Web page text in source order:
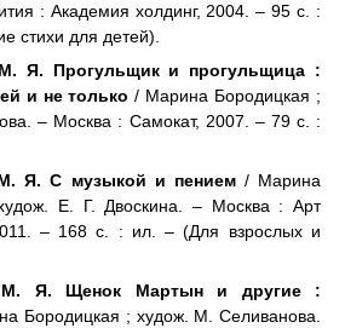
: Академия холдинг, 2004. – 95 с. :
стихи для детей).
Я. Прогульщик и прогульщица :
и не только / Марина Бородицкая ;
– Москва : Самокат, 2007. – 79 с. :
Я. С музыкой и пением/ Марина
Е. Г. Двоскина. – Москва : Арт
– 168 с. : ил. – (Для взрослых и
М. Я. Щенок Мартын и другие :
Бородицкая ; худож. М. Селиванова.